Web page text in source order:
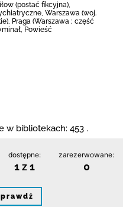
(postać fikcyjna),
Warszawa (woj.
Praga (Warszawa ; część
Powieść
w bibliotekach: 453 .
dostępne:
1 z 1
zarezerwowane:
0